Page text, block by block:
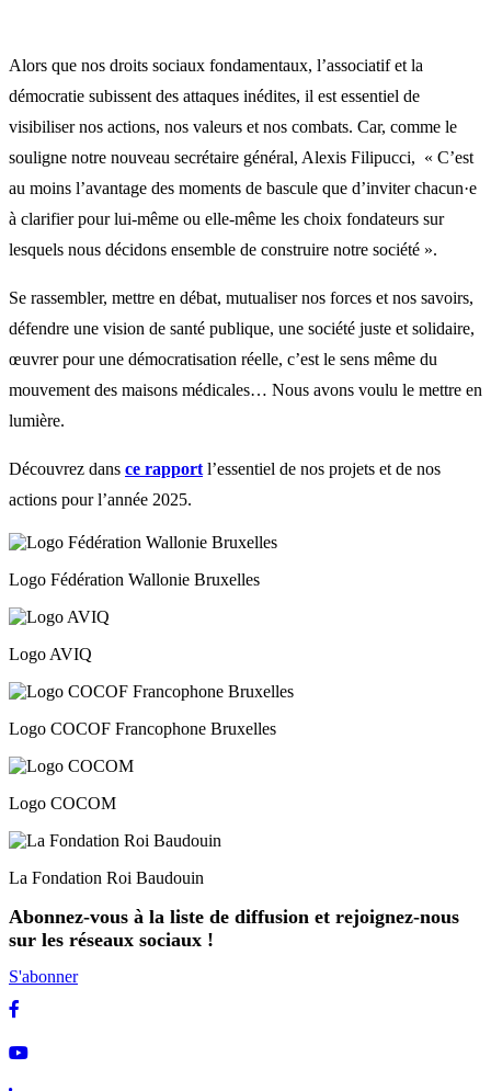
Alors que nos droits sociaux fondamentaux, l’associatif et la
démocratie subissent des attaques inédites, il est essentiel de
visibiliser nos actions, nos valeurs et nos combats. Car, comme le
souligne notre nouveau secrétaire général, Alexis Filipucci, « C’est
au moins l’avantage des moments de bascule que d’inviter chacun·e
à clarifier pour lui-même ou elle-même les choix fondateurs sur
lesquels nous décidons ensemble de construire notre société ».
Se rassembler, mettre en débat, mutualiser nos forces et nos savoirs,
défendre une vision de santé publique, une société juste et solidaire,
œuvrer pour une démocratisation réelle, c’est le sens même du
mouvement des maisons médicales… Nous avons voulu le mettre en
lumière.
Découvrez dans ce rapport l’essentiel de nos projets et de nos
actions pour l’année 2025.
Logo Fédération Wallonie Bruxelles
Logo AVIQ
Logo COCOF Francophone Bruxelles
Logo COCOM
La Fondation Roi Baudouin
Abonnez-vous à la liste de diffusion et rejoignez-nous
sur les réseaux sociaux !
S'abonner